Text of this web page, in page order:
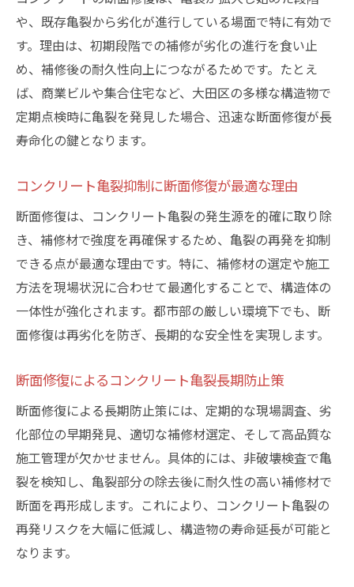
や、既存亀裂から劣化が進行している場面で特に有効で
す。理由は、初期段階での補修が劣化の進行を食い止
め、補修後の耐久性向上につながるためです。たとえ
ば、商業ビルや集合住宅など、大田区の多様な構造物で
定期点検時に亀裂を発見した場合、迅速な断面修復が長
寿命化の鍵となります。
コンクリート亀裂抑制に断面修復が最適な理由
断面修復は、コンクリート亀裂の発生源を的確に取り除
き、補修材で強度を再確保するため、亀裂の再発を抑制
できる点が最適な理由です。特に、補修材の選定や施工
方法を現場状況に合わせて最適化することで、構造体の
一体性が強化されます。都市部の厳しい環境下でも、断
面修復は再劣化を防ぎ、長期的な安全性を実現します。
断面修復によるコンクリート亀裂長期防止策
断面修復による長期防止策には、定期的な現場調査、劣
化部位の早期発見、適切な補修材選定、そして高品質な
施工管理が欠かせません。具体的には、非破壊検査で亀
裂を検知し、亀裂部分の除去後に耐久性の高い補修材で
断面を再形成します。これにより、コンクリート亀裂の
再発リスクを大幅に低減し、構造物の寿命延長が可能と
なります。